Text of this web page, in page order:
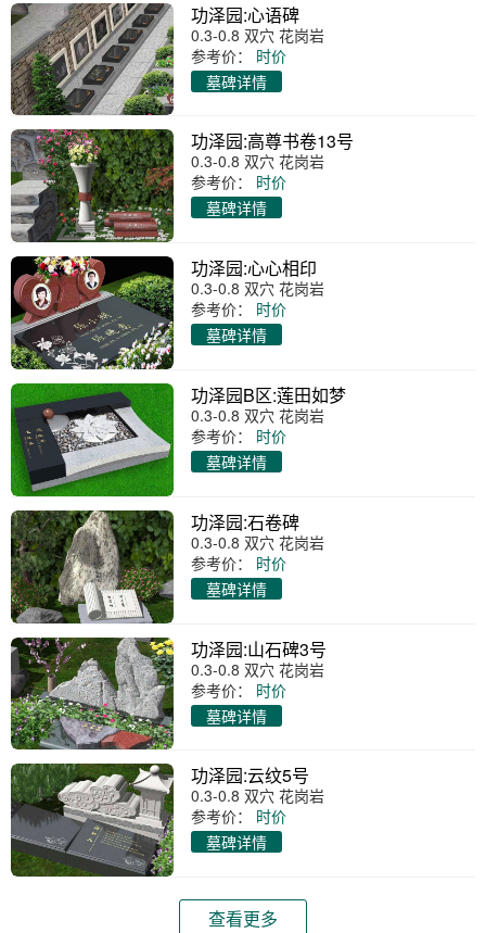
功泽园:心语碑
0.3-0.8 双穴 花岗岩
参考价：
时价
墓碑详情
功泽园:高尊书卷13号
0.3-0.8 双穴 花岗岩
参考价：
时价
墓碑详情
功泽园:心心相印
0.3-0.8 双穴 花岗岩
参考价：
时价
墓碑详情
功泽园B区:莲田如梦
0.3-0.8 双穴 花岗岩
参考价：
时价
墓碑详情
功泽园:石卷碑
0.3-0.8 双穴 花岗岩
参考价：
时价
墓碑详情
功泽园:山石碑3号
0.3-0.8 双穴 花岗岩
参考价：
时价
墓碑详情
功泽园:云纹5号
0.3-0.8 双穴 花岗岩
参考价：
时价
墓碑详情
查看更多